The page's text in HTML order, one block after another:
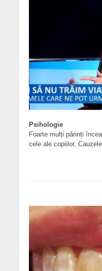
Psihologie
Foarte mulți părinți
cele ale copiilor.